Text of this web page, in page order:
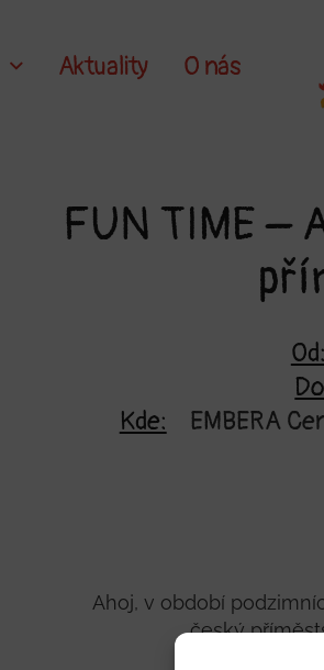
Aktuality O nás
FUN TIME –
Od:
Kde:
EMBERA
Ahoj, v období
český